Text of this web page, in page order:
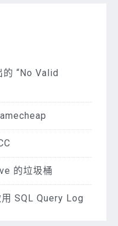
“No Valid
的垃圾桶
SQL Query Log